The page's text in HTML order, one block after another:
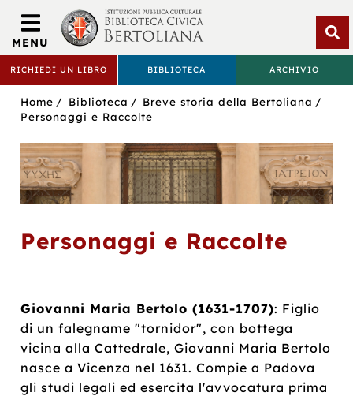
BIBLIOTECA
CIVICA
BERTOLIANA
RICHIEDI UN LIBRO BIBLIOTECA ARCHIVIO
MENU
Bertoliana
Sei
in:
Home Biblioteca
Breve storia della Bertoliana
Personaggi e Raccolte
Personaggi e Raccolte
Giovanni Maria Bertolo (1631-1707): Figlio
di un falegname "tornidor", con bottega
vicina alla Cattedrale, Giovanni Maria Bertolo
nasce a Vicenza nel 1631. Compie a Padova
gli studi legali ed esercita l'avvocatura prima